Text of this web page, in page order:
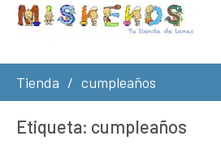
Tienda cumpleaños
Etiqueta: cumpleaños